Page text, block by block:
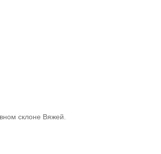
склоне Вяжей.